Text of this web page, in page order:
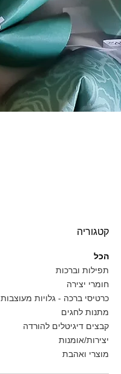
קטגוריה
הכל
תפילות וברכות
חומרי יצירה
כרטיסי ברכה - גלויות מעוצבות
מתנות לחגים
קבצים דיגיטלים להורדה
יצירות/אומנות
מוצרי ואהבת